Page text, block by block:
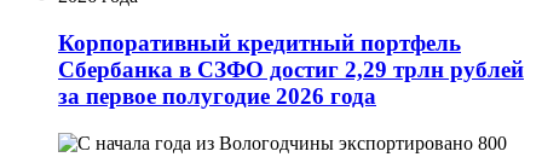
Корпоративный кредитный портфель
Сбербанка в СЗФО достиг 2,29 трлн рублей
за первое полугодие 2026 года